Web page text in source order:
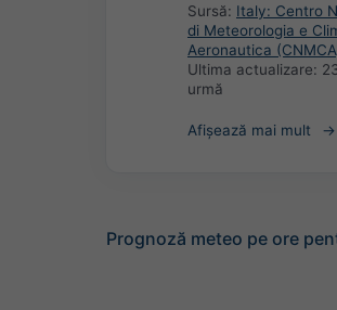
Sursă: Italy: Centro
di Meteorologia e
Aeronautica
Ultima actualizare:
urmă
Afișează mai mult
Prognoză meteo pe ore